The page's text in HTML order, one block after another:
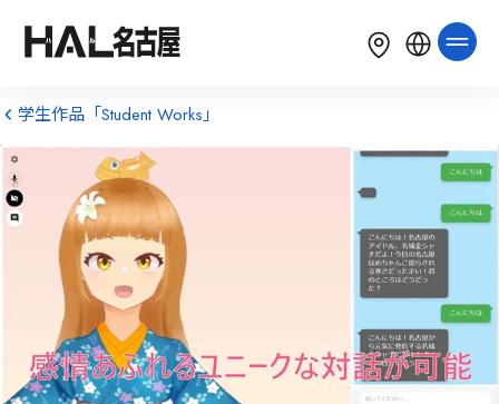
LANGUAGE
English
한국어 Bahasa Indonesia
学生作品「Student Works」